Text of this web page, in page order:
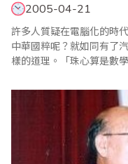
2005-04-21
許多人質疑在電腦化的時
中華國粹呢？就如同有了
樣的道理。「珠心算是數
養學童正確、快速的計算
確實的本質訓練。所以說
不可忽視的價值。然而在